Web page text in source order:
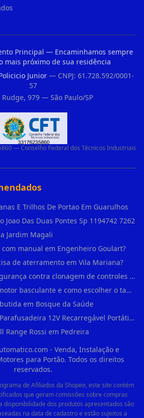
Principal — Encaminhamos sempre
mais próximo de sua residência
Junior— CNPJ: 61.728.592/0001-
57
979 — São Paulo/SP
— Conselho Federal dos Técnicos Industriais
E Trilhos De Portao Em Guarulhos
Joao Das Duas Pontes Sp 1194742 7262
Jardim Magali
manual em Engenheiro Goulart?
de aterramento em Vila Mariana?
Como aumentar a segurança contra clonagem de controles de portão em São Rafael?
O que é o 'curso' do motor basculante e como escolher o tamanho certo (1,4m, 1,5m, 2,0m) em Engenheiro Goulart?
em Bosque da Saúde
Furadeira Impacto e Parafusadeira 12V Recarregável Portátil Sem Fio Mandril 3/8 em Brás
Range Rossi em Pedreira
- Venda, Instalação e
para Portão. Todos os direitos
reservados.
de Afiliados da Shopee, este site contém
que geram comissões sobre compras
disponibilidade dos produtos apresentados são
na data de cadastro e estão sujeitos a